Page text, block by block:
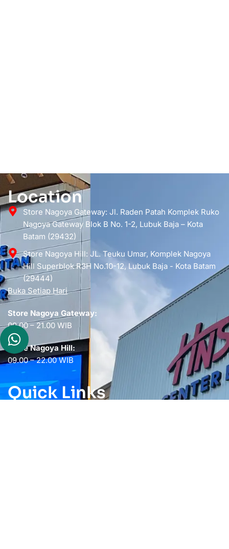
Location
Store Nagoya Gateway: Jl. Raden Patah Komplek Ruko
Nagoya Gateway Blok B No. 1-2, Lubuk Baja – Kota
Batam (29432)
Store Nagoya Hill: JL. Teuku Umar, Komplek Nagoya
Hill Superblok R3H No.10-12, Lubuk Baja - Kota Batam
(29444)
Buka Setiap Hari
Store Nagoya Gateway:
09.00 – 21.00 WIB
Store Nagoya Hill:
09.00 – 22.00 WIB
Quick Links